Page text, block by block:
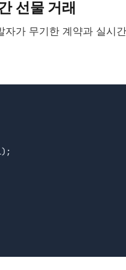
선물 거래
자가 무기한 계약과 실시